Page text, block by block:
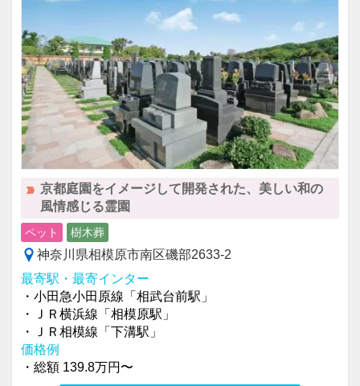
京都庭園をイメージして開発された、美しい和の
風情感じる霊園
ペット 樹木葬
神奈川県相模原市南区磯部2633-2
最寄駅・最寄インター
・小田急小田原線「相武台前駅」
・ＪＲ横浜線「相模原駅」
・ＪＲ相模線「下溝駅」
価格例
・総額 139.8万円〜